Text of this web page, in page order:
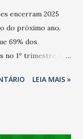
encerram 2025
do próximo ano.
69% dos
no 1º trimestre de
tambémLEIA MAIS »